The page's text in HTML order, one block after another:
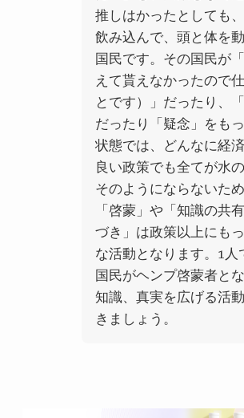
推しはかったとしても
飲み込んで、頭と体を
国民です。その国民が
えて貰えなかったので
とです）」だったり、「
だったり「疑念」をも
状態では、どんなに経
良い政策でも全てが水の
そのようにならないため
「啓蒙」や「知識の共
づき」は政策以上にも
な活動となります。1人
国民がヘンプ啓蒙者と
知識、真実を広げる活
きましょう 。